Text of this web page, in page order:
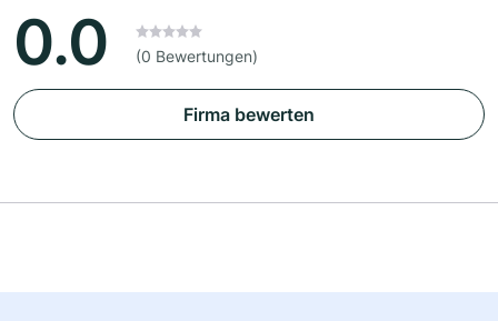
0.0 (0 Bewertungen)
Firma bewerten